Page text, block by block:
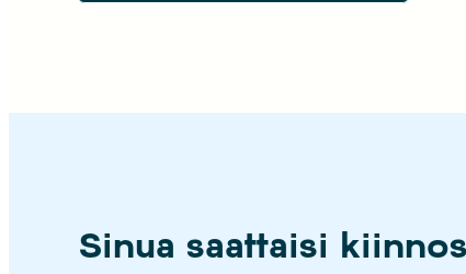
Sinua saattaisi